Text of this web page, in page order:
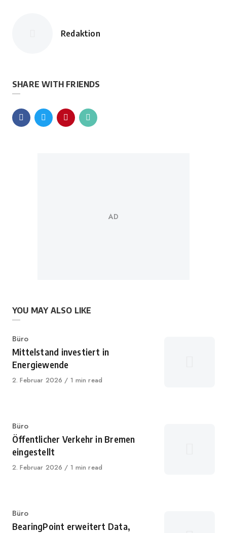
Posted
Redaktion
SHARE WITH FRIENDS
YOU MAY ALSO LIKE
Category
Büro
Mittelstand investiert in
Energiewende
Published
2. Februar 2026 1 min read
Category
Büro
Öffentlicher Verkehr in Bremen
eingestellt
Published
2. Februar 2026 1 min read
Category
Büro
BearingPoint erweitert Data,